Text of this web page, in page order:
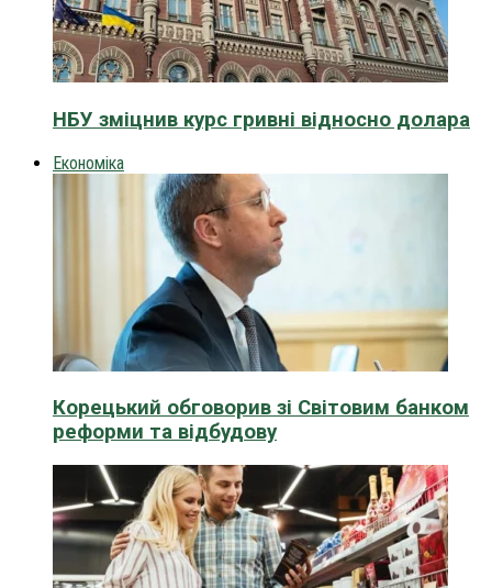
НБУ зміцнив курс гривні відносно долара
Економіка
Корецький обговорив зі Світовим банком
реформи та відбудову